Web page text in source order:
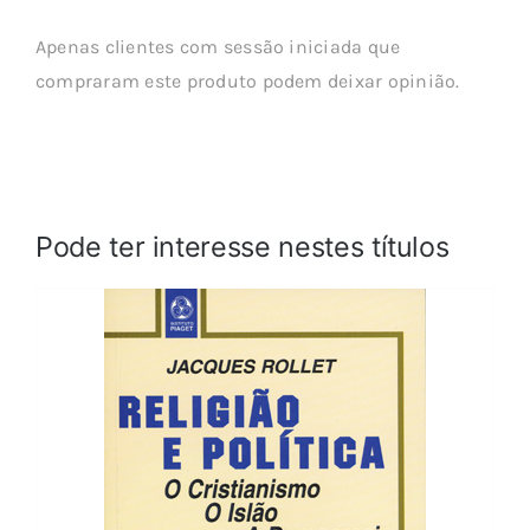
Apenas clientes com sessão iniciada que
compraram este produto podem deixar opinião.
Pode ter interesse nestes títulos